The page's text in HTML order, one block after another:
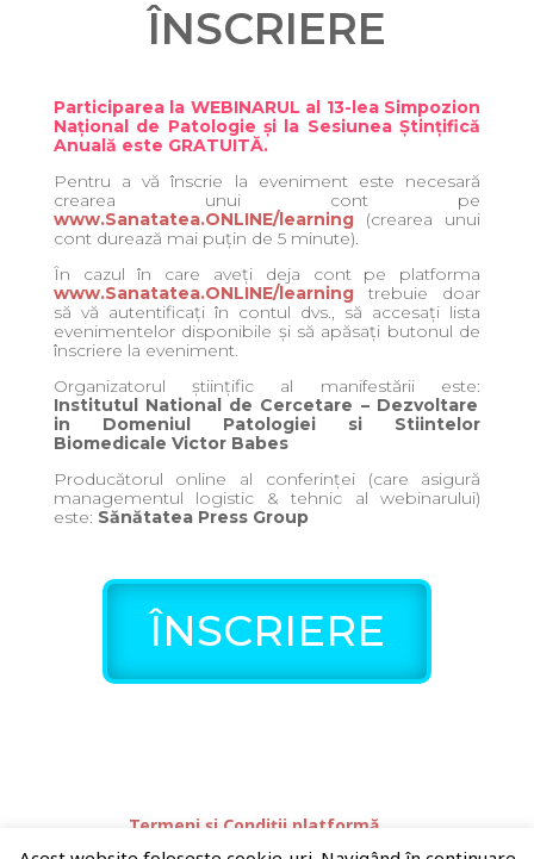
ÎNSCRIERE
Participarea la WEBINARUL al 13-lea Simpozion
Național de Patologie și la Sesiunea Ștințifică
Anuală este GRATUITĂ.
Pentru a vă înscrie la eveniment este necesară
crearea unui cont pe
www.Sanatatea.ONLINE/learning
(crearea unui
cont durează mai puțin de 5 minute).
În cazul în care aveți deja cont pe platforma
www.Sanatatea.ONLINE/learningtrebuie doar
să vă autentificați în contul dvs., să accesați lista
evenimentelor disponibile și să apăsați butonul de
înscriere la eveniment.
Organizatorul științific al manifestării este:
Institutul National de Cercetare – Dezvoltare
in Domeniul Patologiei si Stiintelor
Biomedicale Victor Babes
Producătorul online al conferinței (care asigură
managementul logistic & tehnic al webinarului)
este: Sănătatea Press Group
ÎNSCRIERE
Termeni și Condiții platformă
Despre companie
Platforme partenere: